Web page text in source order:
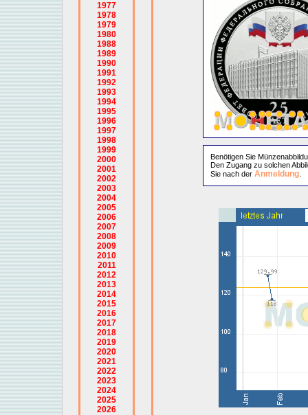
1977
1978
1979
1980
1988
1989
1990
1991
1992
1993
1994
1995
1996
1997
1998
1999
2000
2001
2002
2003
2004
2005
2006
2007
2008
2009
2010
2011
2012
2013
2014
2015
2016
2017
2018
2019
2020
2021
2022
2023
2024
2025
2026
Benötigen Sie
Den Zugang zu solchen
Sie nach der Anmeldung.